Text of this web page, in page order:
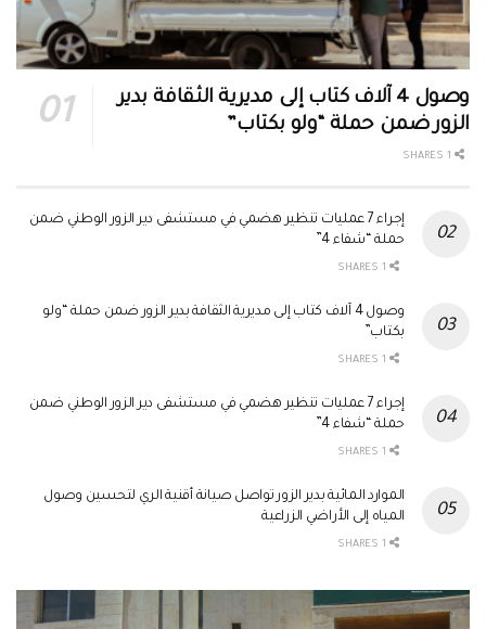
وصول 4 آلاف كتاب إلى مديرية الثقافة بدير
الزور ضمن حملة “ولو بكتاب”
إجراء 7 عمليات تنظير هضمي في مستشفى دير الزور الوطني ضمن
حملة “شفاء 4”
وصول 4 آلاف كتاب إلى مديرية الثقافة بدير الزور ضمن حملة “ولو
بكتاب”
إجراء 7 عمليات تنظير هضمي في مستشفى دير الزور الوطني ضمن
حملة “شفاء 4”
الموارد المائية بدير الزور تواصل صيانة أقنية الري لتحسين وصول
المياه إلى الأراضي الزراعية